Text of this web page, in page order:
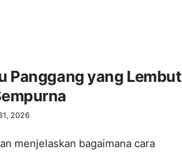
Panggang yang Lembut
2026
menjelaskan bagaimana cara